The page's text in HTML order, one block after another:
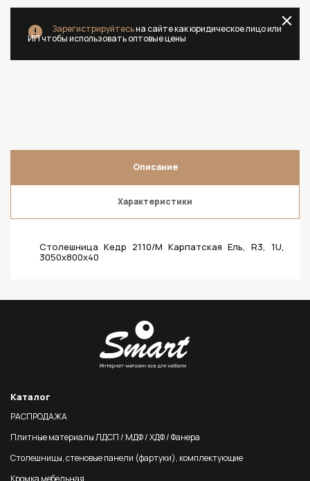
Зарегистрируйтесьна сайте как юридическое лицо или
ИП чтобы использовать оптовые цены
Описание
Характеристики
Столешница Кедр 2110/M Карпатская Ель, R3, 1U,
3050х800х40
Каталог
РАСПРОДАЖА
Плитные материалы ЛДСП / МДФ / ХДФ / Фанера
Столешницы, стеновые панели (фартуки), комплектующие
Кромка мебельная